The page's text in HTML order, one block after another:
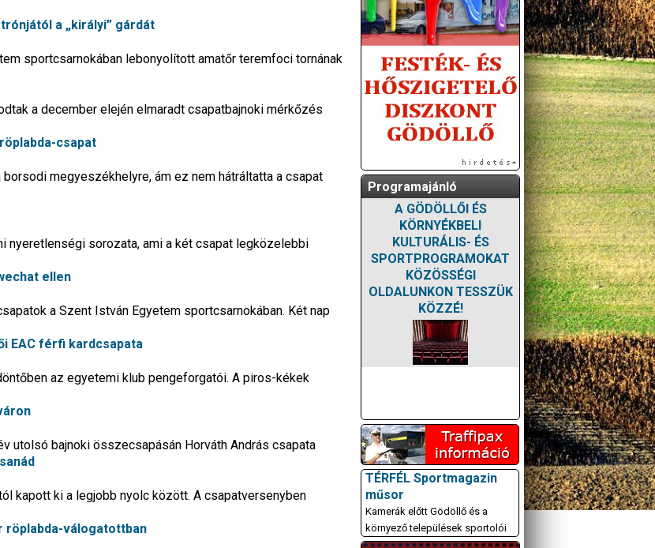
a „királyi” gárdát
sportcsarnokában lebonyolított amatőr teremfoci tornának
a december elején elmaradt csapatbajnoki mérkőzés
csapat
megyeszékhelyre, ám ez nem hátráltatta a csapat
nyeretlenségi sorozata, ami a két csapat legközelebbi
ellen
a Szent István Egyetem sportcsarnokában. Két nap
EAC férfi kardcsapata
az egyetemi klub pengeforgatói. A piros-kékek
utolsó bajnoki összecsapásán Horváth András csapata
kapott ki a legjobb nyolc között. A csapatversenyben
röplabda-válogatottban
Programajánló
A GÖDÖLLŐI ÉS
KÖRNYÉKBELI
KULTURÁLIS- ÉS
SPORTPROGRAMOKAT
KÖZÖSSÉGI
OLDALUNKON TESSZÜK
KÖZZÉ!
TÉRFÉL Sportmagazin
műsor
Kamerák előtt Gödöllő és a
környező települések sportolói